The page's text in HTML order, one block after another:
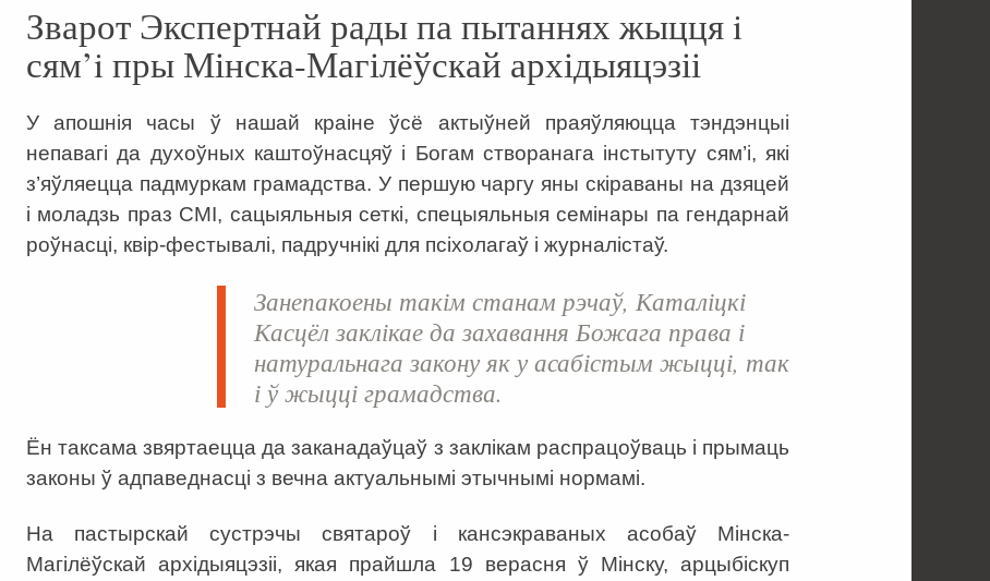
Зварот Экспертнай рады па пытаннях жыцця i
сям’i пры Мінска-Магілёўскай архідыяцэзіі
У апошнія часы ў нашай краіне ўсё актыўней праяўляюцца тэндэнцыі
непавагі да духоўных каштоўнасцяў і Богам створанага інстытуту сям’і, які
з’яўляецца падмуркам грамадства. У першую чаргу яны скіраваны на дзяцей
і моладзь праз СМІ, сацыяльныя сеткі, спецыяльныя семінары па гендарнай
роўнасці, квір-фестывалі, падручнікі для псіхолагаў і журналістаў.
Занепакоены такім станам рэчаў, Каталіцкі
Касцёл заклікае да захавання Божага права і
натуральнага закону як у асабістым жыцці, так
і ў жыцці грамадства.
Ён таксама звяртаецца да заканадаўцаў з заклікам распрацоўваць і прымаць
законы ў адпаведнасці з вечна актуальнымі этычнымі нормамі.
На пастырскай сустрэчы святароў і кансэкраваных асобаў Мінска-
Магілёўскай архідыяцэзіі, якая прайшла 19 верасня ў Мінску, арцыбіскуп